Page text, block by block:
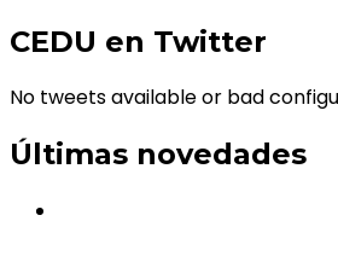
CEDU en Twitter
No tweets available or bad
Últimas novedades